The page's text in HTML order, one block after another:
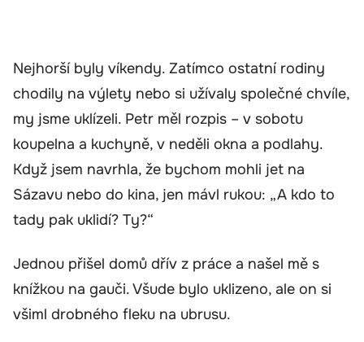
Nejhorší byly víkendy. Zatímco ostatní rodiny
chodily na výlety nebo si užívaly společné chvíle,
my jsme uklízeli. Petr měl rozpis – v sobotu
koupelna a kuchyně, v neděli okna a podlahy.
Když jsem navrhla, že bychom mohli jet na
Sázavu nebo do kina, jen mávl rukou: „A kdo to
tady pak uklidí? Ty?“
Jednou přišel domů dřív z práce a našel mě s
knížkou na gauči. Všude bylo uklizeno, ale on si
všiml drobného fleku na ubrusu.